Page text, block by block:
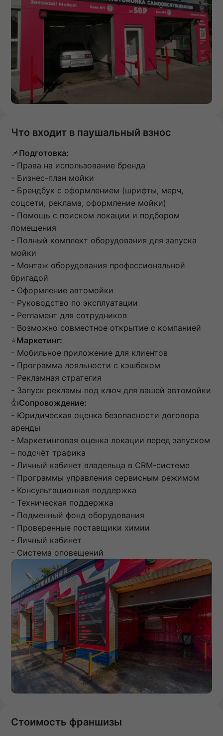
Что входит в паушальный взнос
📌Подготовка:
- Права на использование бренда
- Бизнес-план мойки
- Брендбук с оформлением (шрифты, мерч,
соцсети, реклама, оформление мойки)
- Помощь с поиском локации и подбором
помещения
- Полный комплект оборудования для запуска
мойки
- Монтаж оборудования профессиональной
бригадой
- Оформление автомойки
- Руководство по эксплуатации
- Регламент для сотрудников
- Возможно совместное открытие с компанией
⭐Маркетинг:
- Мобильное приложение для клиентов
- Программа лояльности с кэшбеком
- Рекламная стратегия
- Запуск рекламы под ключ для вашей автомойки
👍Сопровождение:
- Юридическая оценка безопасности договора
аренды
- Маркетинговая оценка локации перед запуском
– подсчёт трафика
- Личный кабинет владельца в CRM-системе
- Программы управления сервисным режимом
- Консультационная поддержка
- Техническая поддержка
- Подменный фонд оборудования
- Проверенные поставщики химии
- Личный кабинет
- Система оповещений
Стоимость франшизы